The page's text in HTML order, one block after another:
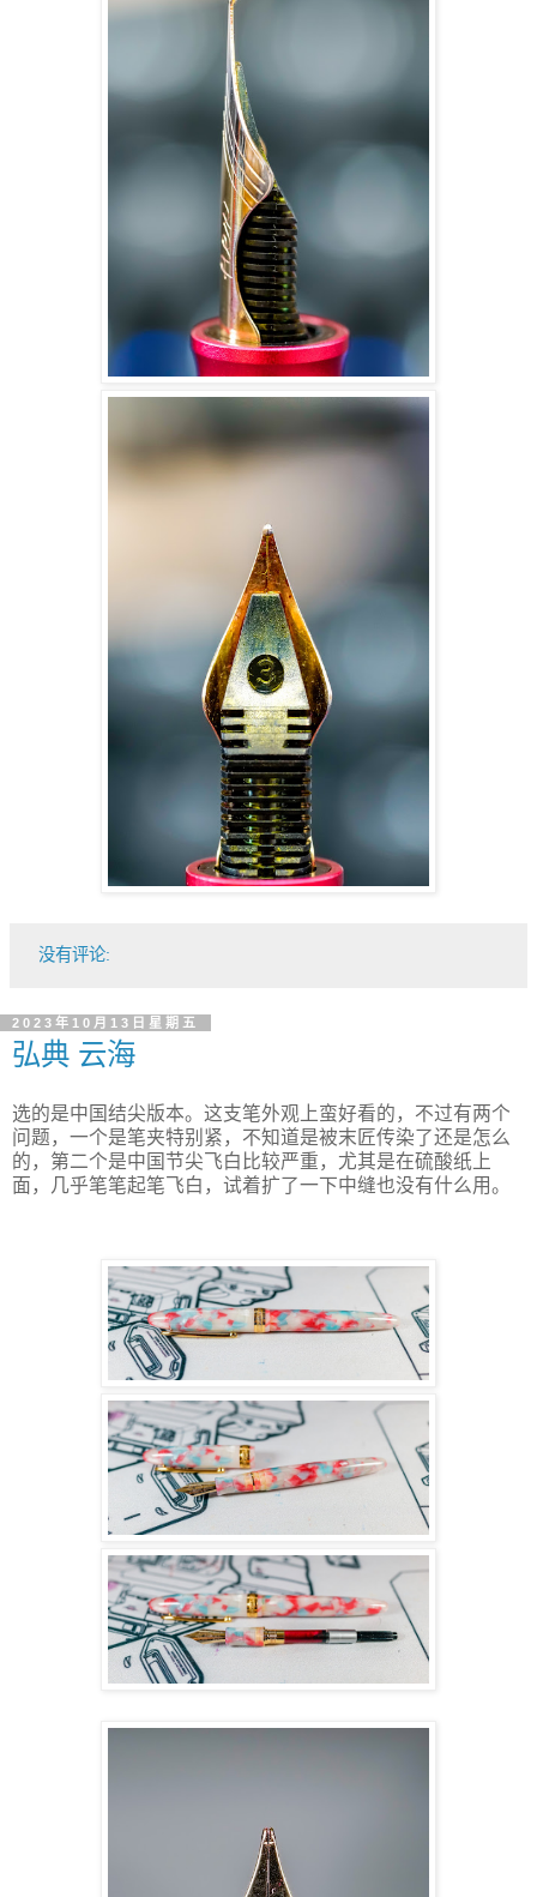
没有评论:
2023年10月13日星期五
弘典 云海
选的是中国结尖版本。这支笔外观上蛮好看的，不过有两个
问题，一个是笔夹特别紧，不知道是被末匠传染了还是怎么
的，第二个是中国节尖飞白比较严重，尤其是在硫酸纸上
面，几乎笔笔起笔飞白，试着扩了一下中缝也没有什么用。